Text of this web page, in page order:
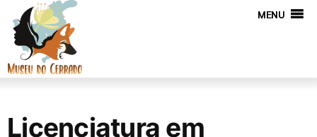
MENU
Licenciatura em